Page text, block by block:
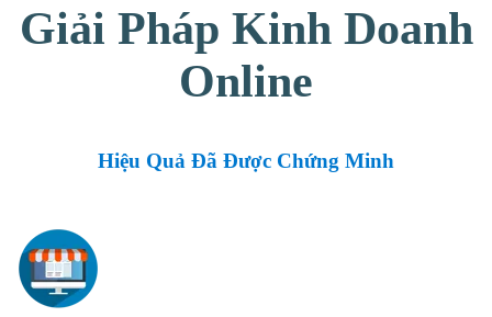
Giải Pháp Kinh Doanh
Online
Hiệu Quả Đã Được Chứng Minh